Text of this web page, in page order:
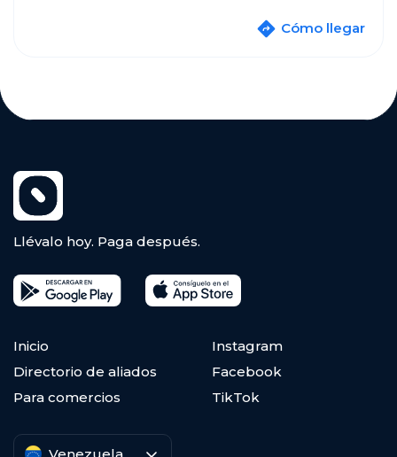
Cómo llegar
Llévalo hoy. Paga después.
Inicio
Directorio de aliados
Para comercios
Instagram
Facebook
TikTok
Venezuela